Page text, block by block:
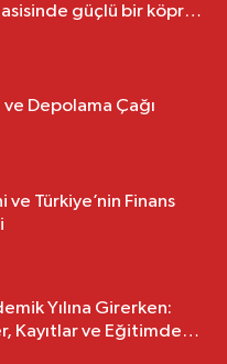
güçlü bir köprü
Depolama Çağı
ve Türkiye’nin Finans
Yılına Girerken:
Kayıtlar ve Eğitimde